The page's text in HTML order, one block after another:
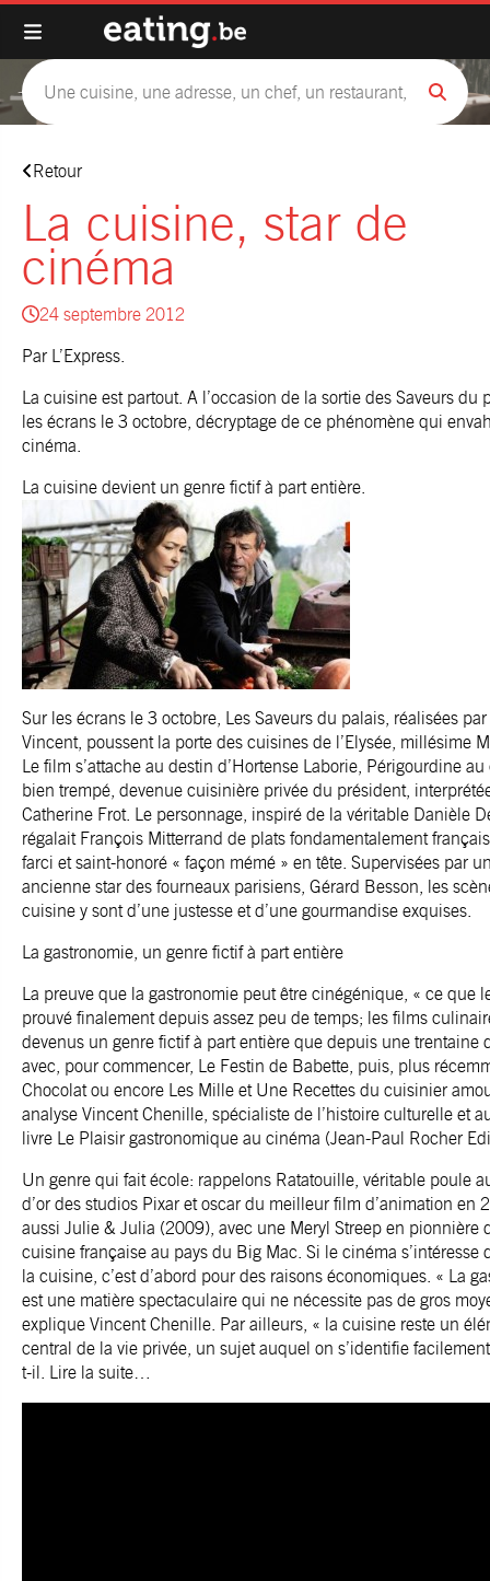
Retour
La cuisine, star de
cinéma
24 septembre 2012
Par L’Express.
La cuisine est partout. A l’occasion de la sortie des Saveurs du
les écrans le 3 octobre, décryptage de ce phénomène qui
cinéma.
La cuisine devient un genre fictif à part entière.
Sur les écrans le 3 octobre, Les Saveurs du palais, réalisées
Vincent, poussent la porte des cuisines de l’Elysée, millésime
Le film s’attache au destin d’Hortense Laborie, Périgourdine au
bien trempé, devenue cuisinière privée du président,
Catherine Frot. Le personnage, inspiré de la véritable Danièle
régalait François Mitterrand de plats fondamentalement
farci et saint-honoré « façon mémé » en tête. Supervisées par
ancienne star des fourneaux parisiens, Gérard Besson, les
cuisine y sont d’une justesse et d’une gourmandise exquises.
La gastronomie, un genre fictif à part entière
La preuve que la gastronomie peut être cinégénique, « ce que
prouvé finalement depuis assez peu de temps; les films
devenus un genre fictif à part entière que depuis une trentaine
avec, pour commencer, Le Festin de Babette, puis, plus
Chocolat ou encore Les Mille et Une Recettes du cuisinier
analyse Vincent Chenille, spécialiste de l’histoire culturelle et
livre Le Plaisir gastronomique au cinéma (Jean-Paul Rocher
Un genre qui fait école: rappelons Ratatouille, véritable poule
d’or des studios Pixar et oscar du meilleur film d’animation en
aussi Julie & Julia (2009), avec une Meryl Streep en pionnière
cuisine française au pays du Big Mac. Si le cinéma s’intéresse
la cuisine, c’est d’abord pour des raisons économiques. « La
est une matière spectaculaire qui ne nécessite pas de gros
explique Vincent Chenille. Par ailleurs, « la cuisine reste un
central de la vie privée, un sujet auquel on s’identifie
t-il. Lire la suite…